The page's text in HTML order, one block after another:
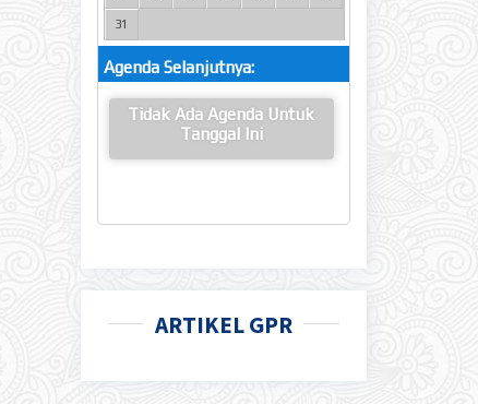
31
Agenda Selanjutnya:
Tidak Ada Agenda Untuk
Tanggal Ini
ARTIKEL GPR